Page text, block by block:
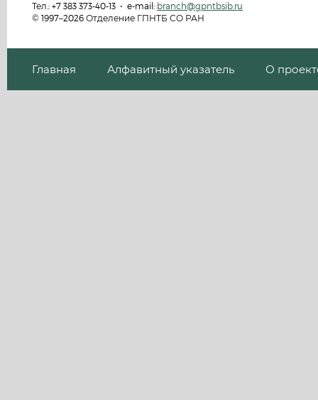
Тел.: +7 383 373-40-13 • e-mail: branch@gpntbsib.ru
© 1997–2026 Отделение ГПНТБ СО РАН
Главная Алфавитный указатель О